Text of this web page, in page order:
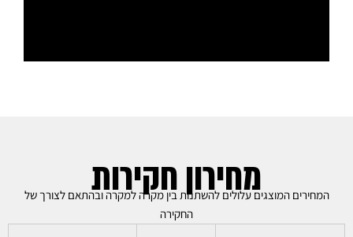
מחירון חקירות
המחירים המוצגים עלולים להשתנות בין מקרה למקרה ובהתאם לצורך של
החקירה